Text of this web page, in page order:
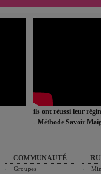
ils ont réussi leur
- Méthode Savoir
COMMUNAUTÉ
Groupes